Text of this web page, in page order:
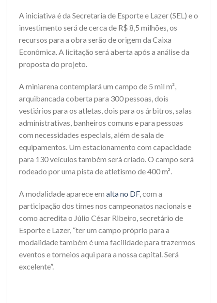
A iniciativa é da Secretaria de Esporte e Lazer (SEL) e o
investimento será de cerca de R$ 8,5 milhões, os
recursos para a obra serão de origem da Caixa
Econômica. A licitação será aberta após a análise da
proposta do projeto.
A miniarena contemplará um campo de 5 mil m²,
arquibancada coberta para 300 pessoas, dois
vestiários para os atletas, dois para os árbitros, salas
administrativas, banheiros comuns e para pessoas
com necessidades especiais, além de sala de
equipamentos. Um estacionamento com capacidade
para 130 veículos também será criado. O campo será
rodeado por uma pista de atletismo de 400 m².
A modalidade aparece em alta no DF, com a
participação dos times nos campeonatos nacionais e
como acredita o Júlio César Ribeiro, secretário de
Esporte e Lazer, “ter um campo próprio para a
modalidade também é uma facilidade para trazermos
eventos e torneios aqui para a nossa capital. Será
excelente”.